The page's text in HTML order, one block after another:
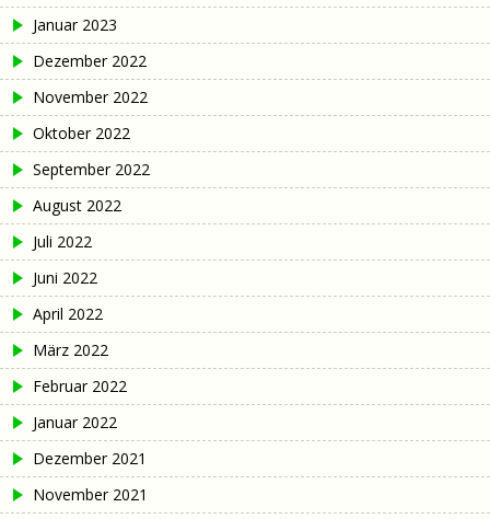
Januar 2023
Dezember 2022
November 2022
Oktober 2022
September 2022
August 2022
Juli 2022
Juni 2022
April 2022
März 2022
Februar 2022
Januar 2022
Dezember 2021
November 2021